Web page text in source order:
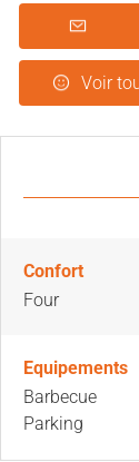
Voir
Confort
Four
Equipements
Barbecue
Parking